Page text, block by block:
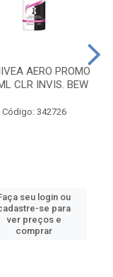
AERO PROMO
CLR INVIS. BEW
Código: 342726
seu login ou
se para
ver preços e
comprar